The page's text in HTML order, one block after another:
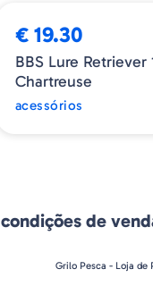
€ 19.30
BBS Lure Retriever
Chartreuse
acessórios
condições de
Grilo Pesca - Loja de